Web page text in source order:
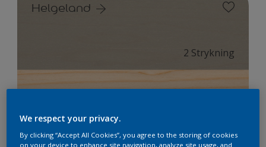
Helgeland
2 Strykning
We respect your privacy.
By clicking “Accept All Cookies”, you agree to the storing of cookies
on your device to enhance site navigation, analyze site usage, and